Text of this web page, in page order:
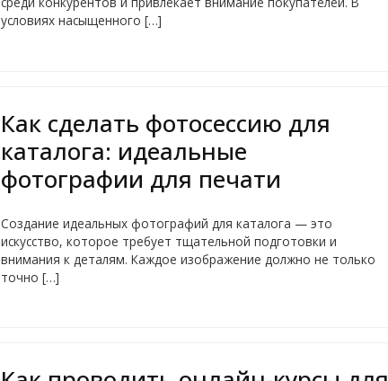
условиях насыщенного […]
Как сделать фотосессию для
каталога: идеальные
фотографии для печати
Создание идеальных фотографий для каталога — это
искусство, которое требует тщательной подготовки и
внимания к деталям. Каждое изображение должно не только
точно […]